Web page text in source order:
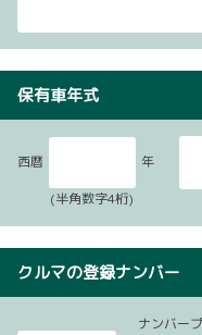
保有車年式
西暦 年
(半角数字4桁)
クルマの登録ナンバー
ナンバー